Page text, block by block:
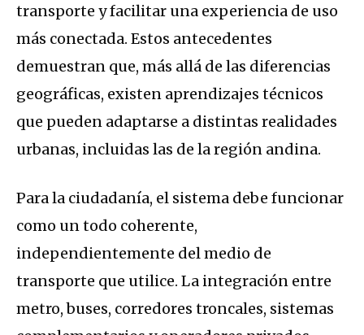
transporte y facilitar una experiencia de uso
más conectada. Estos antecedentes
demuestran que, más allá de las diferencias
geográficas, existen aprendizajes técnicos
que pueden adaptarse a distintas realidades
urbanas, incluidas las de la región andina.
Para la ciudadanía, el sistema debe funcionar
como un todo coherente,
independientemente del medio de
transporte que utilice. La integración entre
metro, buses, corredores troncales, sistemas